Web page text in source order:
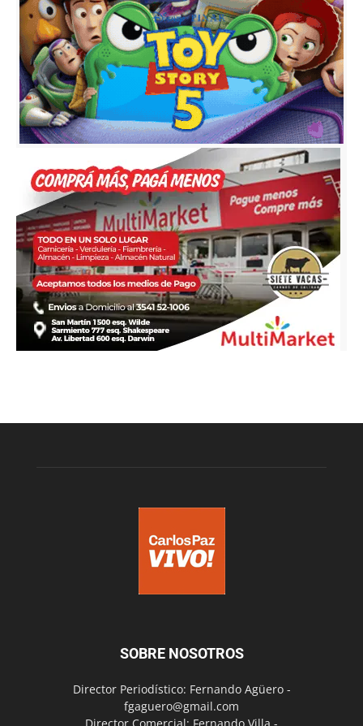
SOBRE NOSOTROS
Director Periodístico: Fernando Agüero -
fgaguero@gmail.com